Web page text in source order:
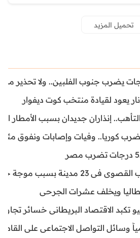
تحميل المزيد
يعود لقيادة منتخب كوت ديفوار
إنذاران جديدان بسبب الأمطار
كوريا.. وفيات وإصابات ونفوق مئات
مدينة بسبب موجة حر شديدة
ويخلف عشرات الجرحى
الاقتصاد البريطاني خسائر تجاوزت 1.5 مليار
التواصل الاجتماعي على القاصرين